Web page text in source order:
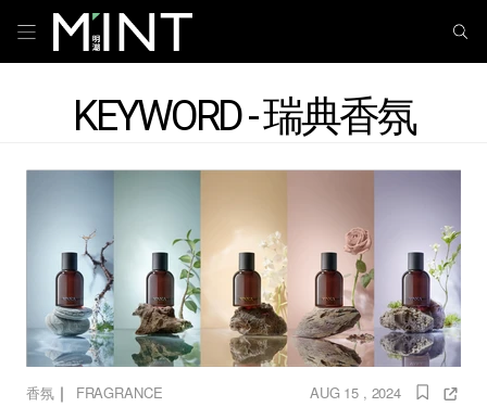
KEYWORD - 瑞典香氛
香氛｜ FRAGRANCE AUG 15 , 2024